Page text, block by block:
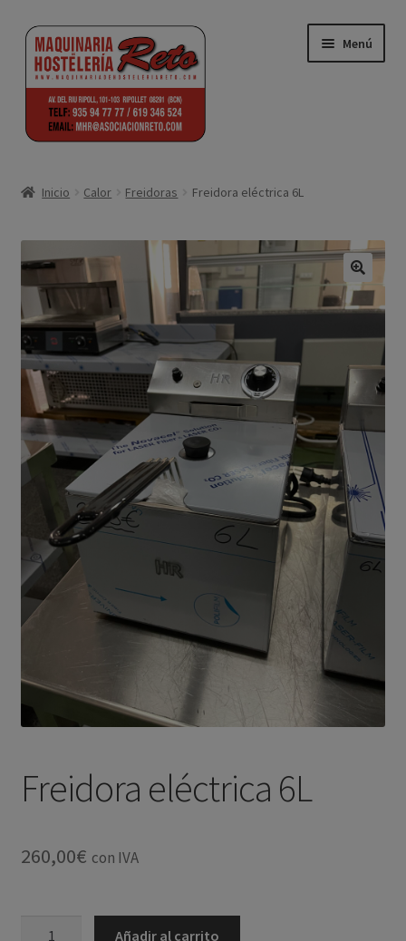
Ir
navegación
Ir
contenido
Menú
Blog
Front Page
Política de Cookies
Política de Privacidad
PRODUCTOS
Sample Page
Inicio Calor Freidoras Freidora eléctrica 6L
Freidora eléctrica 6L
260,00€ con IVA
Añadir al carrito